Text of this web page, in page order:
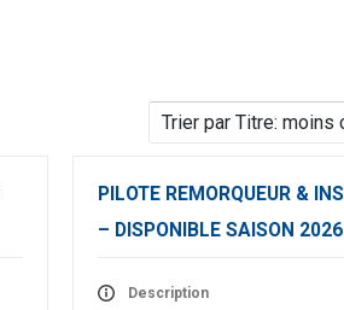
PILOTE REMORQUEUR &
– DISPONIBLE SAISON 2026
Description